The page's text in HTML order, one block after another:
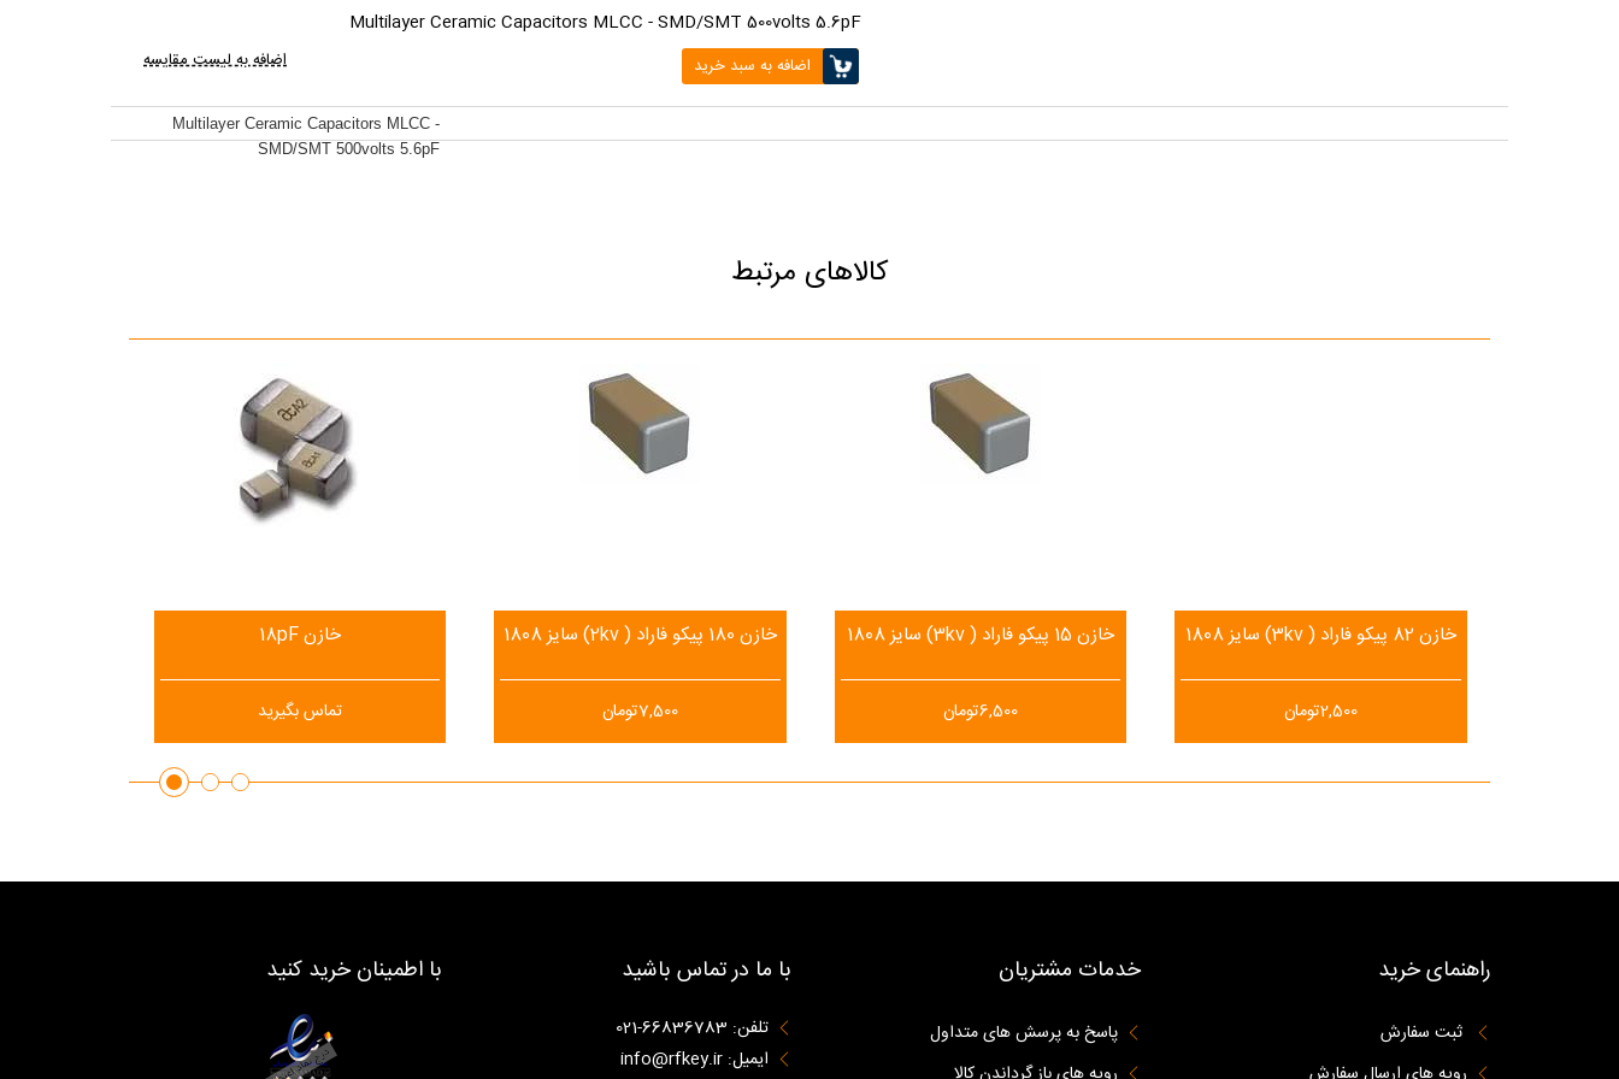
Multilayer Ceramic Capacitors MLCC - SMD/SMT 500volts 5.6pF
اضافه به سبد خرید اضافه به لیست مقایسه
Multilayer Ceramic Capacitors MLCC -
SMD/SMT 500volts 5.6pF
کالاهای مرتبط
خازن 18pF
تماس بگیرید
خازن 180 پیکو فاراد ( 2kv) سایز 1808
7,500تومان
خازن 15 پیکو فاراد ( 3kv) سایز 1808
6,500تومان
خازن 82 پیکو فاراد ( 3kv) سایز 1808
2,500تومان
راهنمای خرید
ثبت سفارش
خدمات مشتریان
پاسخ به پرسش های متداول
با ما در تماس باشید
تلفن: 66836783-021
ایمیل: info@rfkey.ir
با اطمینان خرید کنید